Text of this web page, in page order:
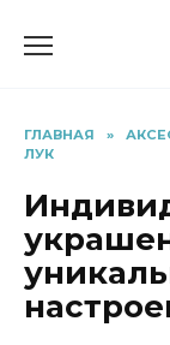
ГЛАВНАЯ »
ЛУК